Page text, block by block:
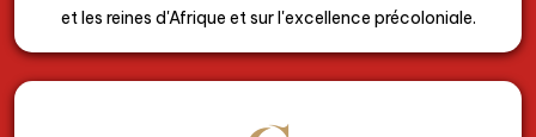
et les reines d'Afrique et sur l'excellence précoloniale.